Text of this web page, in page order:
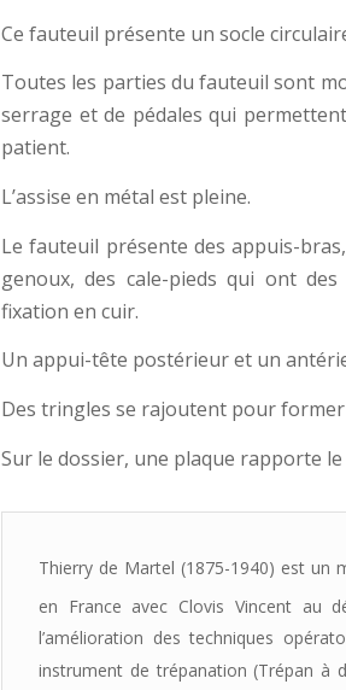
Ce fauteuil présente un socle
Toutes les parties du fauteuil sont
serrage et de pédales qui
patient.
L’assise en métal est pleine.
Le fauteuil présente des appuis-
genoux, des cale-pieds qui ont
fixation en cuir.
Un appui-tête postérieur et un
Des tringles se rajoutent pour
Sur le dossier, une plaque rapporte
Thierry de Martel (1875-1940) est un
en France avec Clovis Vincent au
l’amélioration des techniques
instrument de trépanation (Trépan à